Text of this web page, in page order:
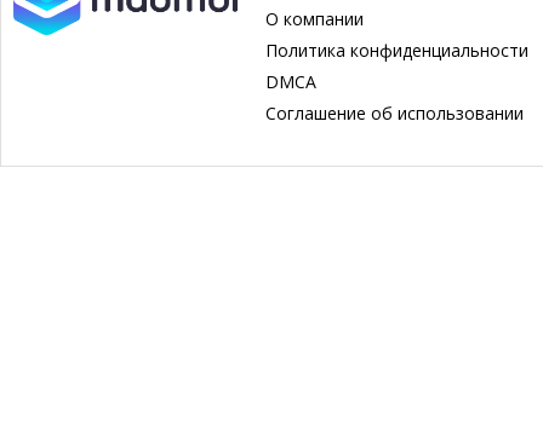
О компании
Политика конфиденциальности
DMCA
Соглашение об использовании